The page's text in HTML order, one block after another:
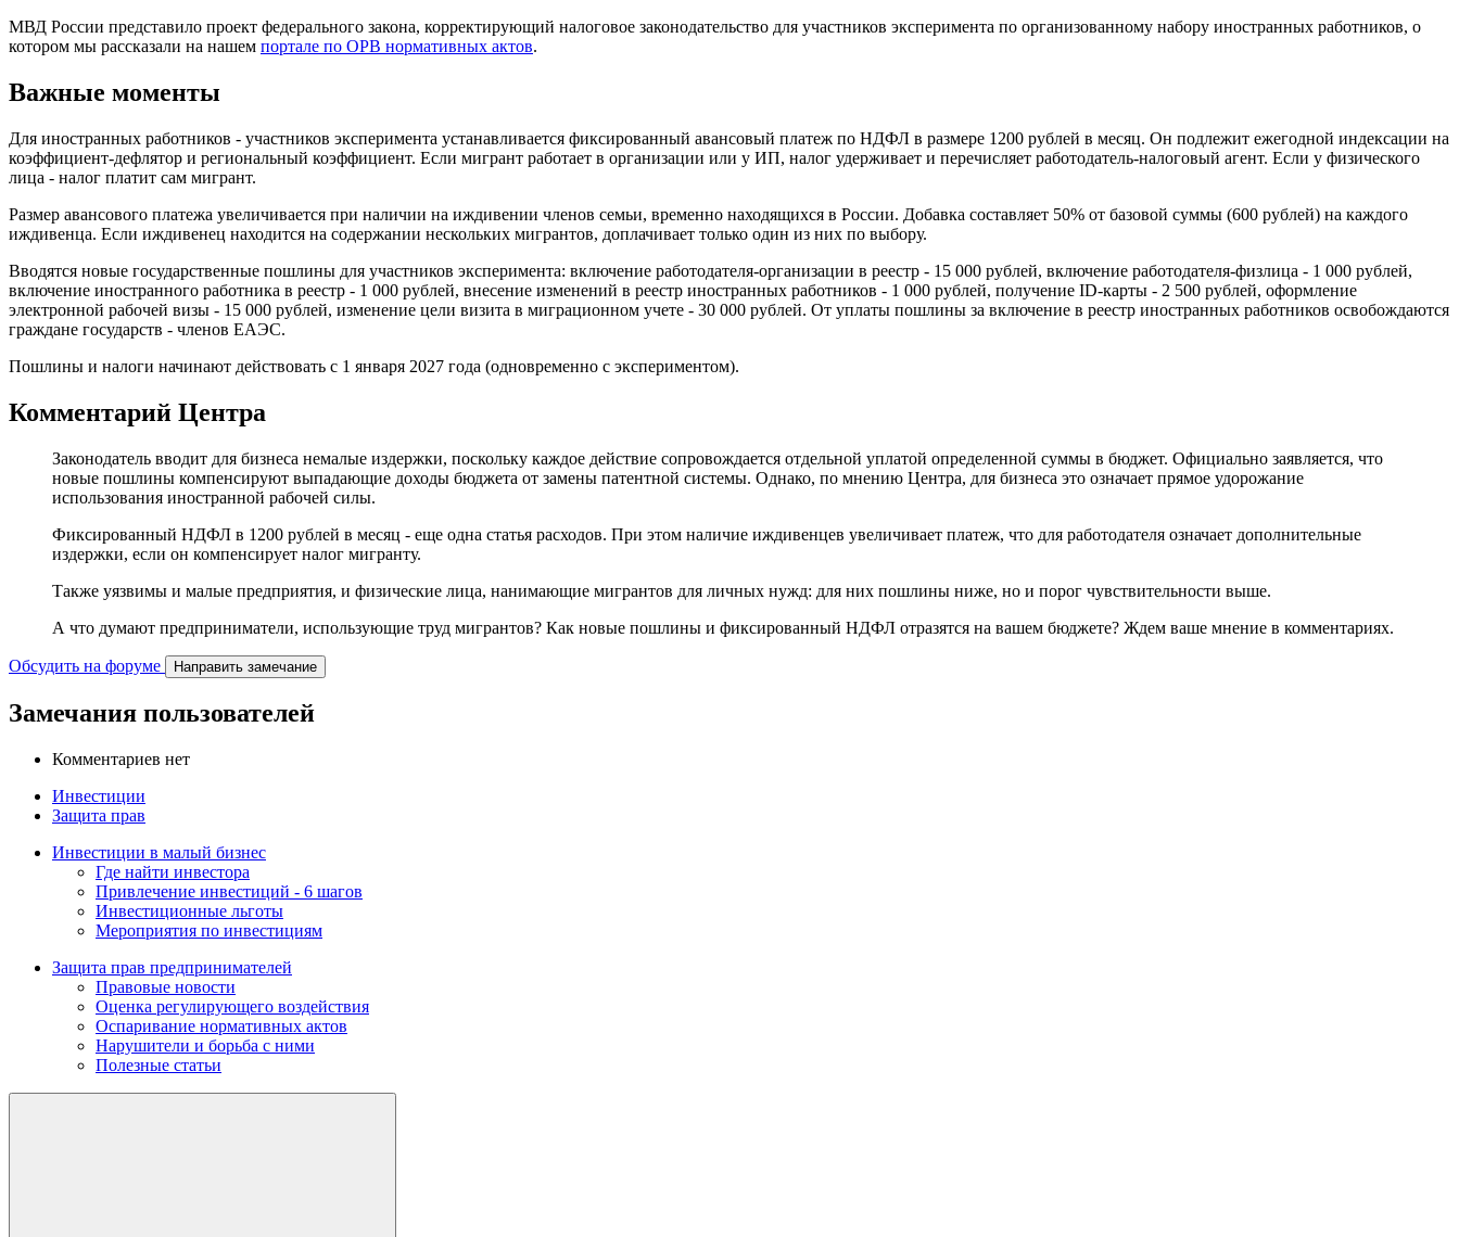
МВД России представило проект федерального закона, корректирующий налоговое законодательство для участников эксперимента по организованному набору иностранных работников, о
котором мы рассказали на нашем портале по ОРВ нормативных актов.
Важные моменты
Для иностранных работников - участников эксперимента устанавливается фиксированный авансовый платеж по НДФЛ в размере 1200 рублей в месяц. Он подлежит ежегодной индексации на
коэффициент-дефлятор и региональный коэффициент. Если мигрант работает в организации или у ИП, налог удерживает и перечисляет работодатель-налоговый агент. Если у физического
лица - налог платит сам мигрант.
Размер авансового платежа увеличивается при наличии на иждивении членов семьи, временно находящихся в России. Добавка составляет 50% от базовой суммы (600 рублей) на каждого
иждивенца. Если иждивенец находится на содержании нескольких мигрантов, доплачивает только один из них по выбору.
Вводятся новые государственные пошлины для участников эксперимента: включение работодателя-организации в реестр - 15 000 рублей, включение работодателя-физлица - 1 000 рублей,
включение иностранного работника в реестр - 1 000 рублей, внесение изменений в реестр иностранных работников - 1 000 рублей, получение ID-карты - 2 500 рублей, оформление
электронной рабочей визы - 15 000 рублей, изменение цели визита в миграционном учете - 30 000 рублей. От уплаты пошлины за включение в реестр иностранных работников освобождаются
граждане государств - членов ЕАЭС.
Пошлины и налоги начинают действовать с 1 января 2027 года (одновременно с экспериментом).
Комментарий Центра
Законодатель вводит для бизнеса немалые издержки, поскольку каждое действие сопровождается отдельной уплатой определенной суммы в бюджет. Официально заявляется, что
новые пошлины компенсируют выпадающие доходы бюджета от замены патентной системы. Однако, по мнению Центра, для бизнеса это означает прямое удорожание
использования иностранной рабочей силы.
Фиксированный НДФЛ в 1200 рублей в месяц - еще одна статья расходов. При этом наличие иждивенцев увеличивает платеж, что для работодателя означает дополнительные
издержки, если он компенсирует налог мигранту.
Также уязвимы и малые предприятия, и физические лица, нанимающие мигрантов для личных нужд: для них пошлины ниже, но и порог чувствительности выше.
А что думают предприниматели, использующие труд мигрантов? Как новые пошлины и фиксированный НДФЛ отразятся на вашем бюджете? Ждем ваше мнение в комментариях.
Обсудить на форуме Направить замечание
Замечания пользователей
Комментариев нет
Инвестиции
Защита прав
Инвестиции в малый бизнес
Где найти инвестора
Привлечение инвестиций - 6 шагов
Инвестиционные льготы
Мероприятия по инвестициям
Защита прав предпринимателей
Правовые новости
Оценка регулирующего воздействия
Оспаривание нормативных актов
Нарушители и борьба с ними
Полезные статьи